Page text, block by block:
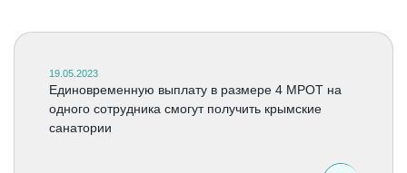
19.05.2023
Единовременную выплату в размере 4 МРОТ на
одного сотрудника смогут получить крымские
санатории